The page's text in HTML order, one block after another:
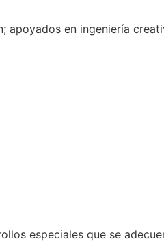
apoyados en ingeniería
especiales que se